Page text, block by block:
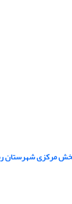
بخش مرکزی شهرستان